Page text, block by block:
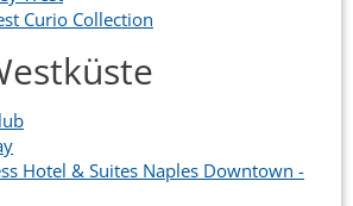
Curio Collection
Hotel & Suites Naples Downtown -